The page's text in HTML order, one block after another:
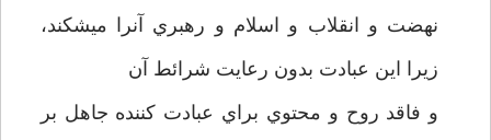
نهضت و انقلاب و اسلام و رهبري آنرا مي­شكند،
زيرا اين عبادت بدون رعايت شرائط آن
و فاقد روح و محتوي براي عبادت كننده جاهل بر